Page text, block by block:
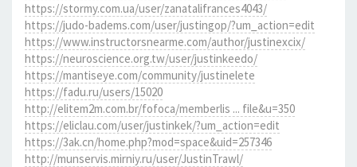
https://stormy.com.ua/user/zanatalifrances4043/
https://judo-badems.com/user/justingop/?um_action=edit
https://www.instructorsnearme.com/author/justinexcix/
https://neuroscience.org.tw/user/justinkeedo/
https://mantiseye.com/community/justinelete
https://fadu.ru/users/15020
http://elitem2m.com.br/fofoca/memberlis ... file&u=350
https://eliclau.com/user/justinkek/?um_action=edit
https://3ak.cn/home.php?mod=space&uid=257346
http://munservis.mirniy.ru/user/JustinTrawl/